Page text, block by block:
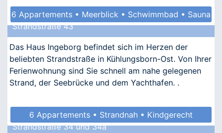
6 Appartements • Meerblick • Schwimmbad • Sauna
Strandstraße 43
Das Haus Ingeborg befindet sich im Herzen der
beliebten Strandstraße in Kühlungsborn-Ost. Von Ihrer
Ferienwohnung sind Sie schnell am nahe gelegenen
Strand, der Seebrücke und dem Yachthafen. .
6 Appartements • Strandnah • Kindgerecht
Strandstraße 34 und 34a